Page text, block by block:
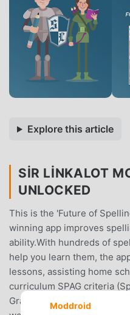
Explore this article
SIR LINKALOT
UNLOCKED
This is the 'Future of
winning app improves
ability.With hundreds of
help you learn them, the
lessons, assisting home
curriculum SPAG criteria
Grammar).The app is
Moddroid